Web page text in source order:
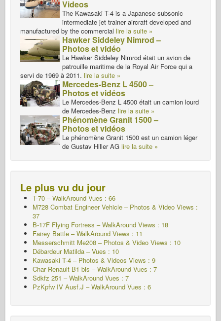
Videos
The Kawasaki T-4 is a Japanese subsonic
intermediate jet trainer aircraft developed and
manufactured by the commercial lire la suite »
Hawker Siddeley Nimrod –
Photos et vidéo
Le Hawker Siddeley Nimrod était un avion de
patrouille maritime de la Royal Air Force qui a
servi de 1969 à 2011. lire la suite »
Mercedes-Benz L 4500 –
Photos et vidéos
Le Mercedes-Benz L 4500 était un camion lourd
de Mercedes-Benz lire la suite »
Phénomène Granit 1500 –
Photos et vidéos
Le phénomène Granit 1500 est un camion léger
de Gustav Hiller AG lire la suite »
Le plus vu du jour
T-70 – WalkAround Vues : 66
M728 Combat Engineer Vehicle – Photos & Video Views :
37
B-17F Flying Fortress – WalkAround Views : 18
Fairey Battle – WalkAround Views : 11
Messerschmitt Me208 – Photos & Video Views : 10
Débardeur Matilda – Vues : 10
Kawasaki T-4 – Photos & Videos Views : 9
Char Renault B1 bis – WalkAround Vues : 7
Sdkfz 251 – WalkAround Vues : 7
PzKpfw IV Ausf.J – WalkAround Vues : 6